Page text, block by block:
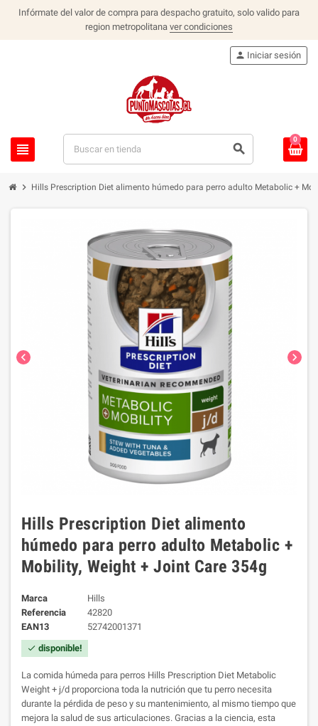
Infórmate del valor de compra para despacho gratuito, solo valido para
region metropolitana ver condiciones
view_headline search
person Iniciar sesión
0
chevron_right Hills Prescription Diet alimento húmedo para perro adulto Metabolic +
chevron_left chevron_right
Hills Prescription Diet alimento
húmedo para perro adulto Metabolic +
Mobility, Weight + Joint Care 354g
Marca
Hills
Referencia
42820
EAN13
52742001371
check disponible!
La comida húmeda para perros Hills Prescription Diet Metabolic
Weight + j/d proporciona toda la nutrición que tu perro necesita
durante la pérdida de peso y su mantenimiento, al mismo tiempo que
mejora la salud de sus articulaciones. Gracias a la ciencia, esta